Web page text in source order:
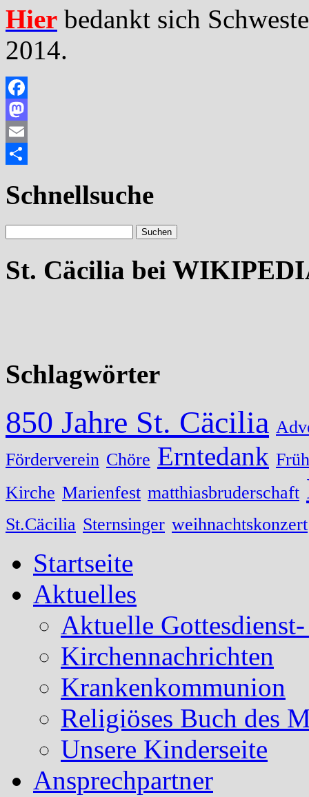
Hier bedankt sich
2014.
Facebook
Mastodon
Email
Schnellsuche
St. Cäcilia bei
Schlagwörter
850 Jahre St. Cäcilia
Förderverein Chöre Erntedank
Kirche Marienfest matthiasbruderschaft
St.Cäcilia Sternsinger weihnachtskonzert
Startseite
Aktuelles
Aktuelle
Kirchennachrichten
Krankenkommunion
Religiöses Buch des
Unsere Kinderseite
Ansprechpartner